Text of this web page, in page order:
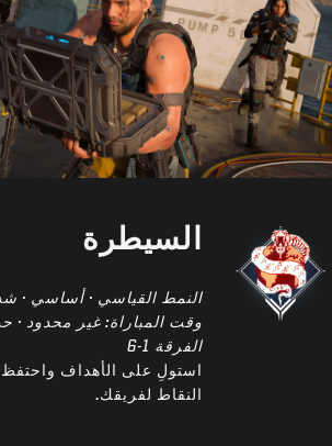
السيطرة
النمط القياسي · أساسي ·
الفرقة 1-6
استولِ على الأهداف واحتفظ
النقاط لفريقك.